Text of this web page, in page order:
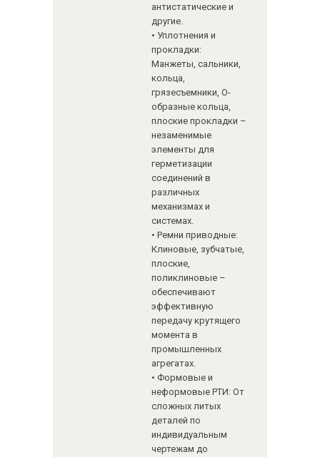
антистатические и
другие.
• Уплотнения и
прокладки:
Манжеты, сальники,
кольца,
грязесъемники, О-
образные кольца,
плоские прокладки –
незаменимые
элементы для
герметизации
соединений в
различных
механизмах и
системах.
• Ремни приводные:
Клиновые, зубчатые,
плоские,
поликлиновые –
обеспечивают
эффективную
передачу крутящего
момента в
промышленных
агрегатах.
• Формовые и
неформовые РТИ: От
сложных литых
деталей по
индивидуальным
чертежам до